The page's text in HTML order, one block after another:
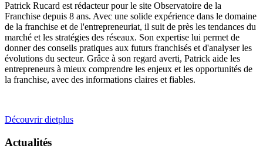
Patrick Rucard est rédacteur pour le site Observatoire de la
Franchise depuis 8 ans. Avec une solide expérience dans le domaine
de la franchise et de l'entrepreneuriat, il suit de près les tendances du
marché et les stratégies des réseaux. Son expertise lui permet de
donner des conseils pratiques aux futurs franchisés et d'analyser les
évolutions du secteur. Grâce à son regard averti, Patrick aide les
entrepreneurs à mieux comprendre les enjeux et les opportunités de
la franchise, avec des informations claires et fiables.
Découvrir dietplus
Actualités